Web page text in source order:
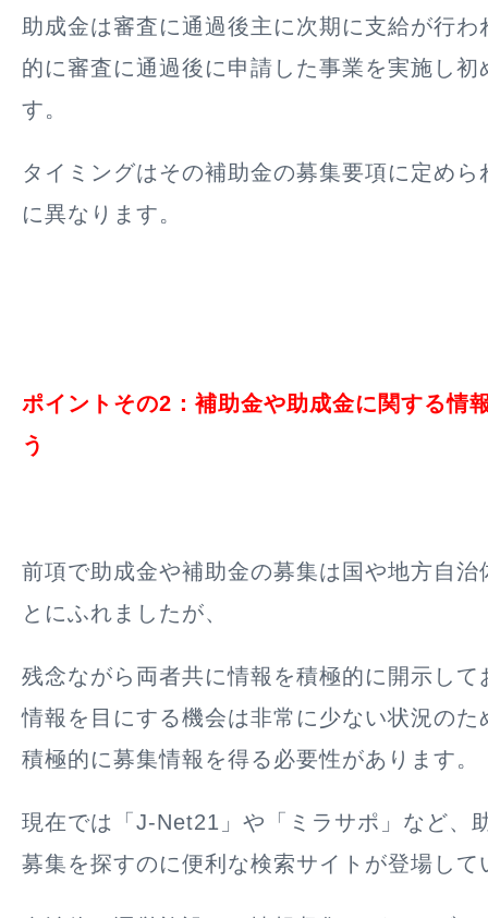
助成金は審査に通過後主に次期に支給が行
的に審査に通過後に申請した事業を実施し初
す。
タイミングはその補助金の募集要項に定め
に異なります。
ポイントその2：補助金や助成金に関する情
う
前項で助成金や補助金の募集は国や地方自治
とにふれましたが、
残念ながら両者共に情報を積極的に開示して
情報を目にする機会は非常に少ない状況のた
積極的に募集情報を得る必要性があります。
現在では「J-Net21」や「ミラサポ」など、
募集を探すのに便利な検索サイトが登場して